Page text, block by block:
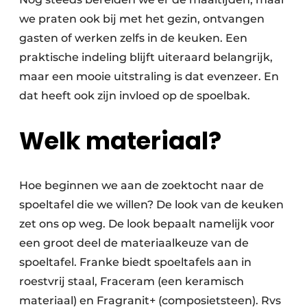
we praten ook bij met het gezin, ontvangen
gasten of werken zelfs in de keuken. Een
praktische indeling blijft uiteraard belangrijk,
maar een mooie uitstraling is dat evenzeer. En
dat heeft ook zijn invloed op de spoelbak.
Welk materiaal?
Hoe beginnen we aan de zoektocht naar de
spoeltafel die we willen? De look van de keuken
zet ons op weg. De look bepaalt namelijk voor
een groot deel de materiaalkeuze van de
spoeltafel. Franke biedt spoeltafels aan in
roestvrij staal, Fraceram (een keramisch
materiaal) en Fragranit+ (composietsteen). Rvs